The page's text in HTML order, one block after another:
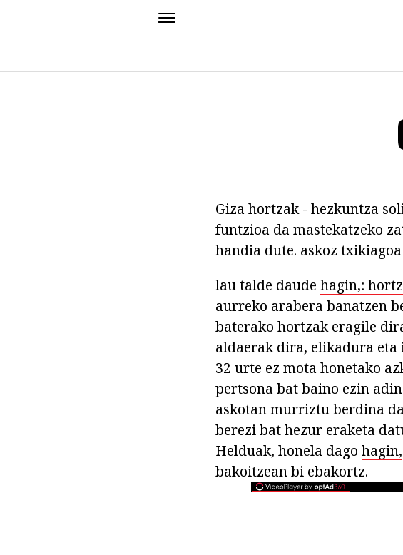
Giza hortzak - hezkuntza
funtzioa da mastekatzeko
handia dute. askoz
lau talde daude hagin,: hortz
aurreko arabera banatzen
baterako hortzak eragile
aldaerak dira, elikadura
32 urte ez mota honetako
pertsona bat baino ezin
askotan murriztu berdina
berezi bat hezur eraketa
Helduak, honela dago hagin,
bakoitzean bi ebakortz.